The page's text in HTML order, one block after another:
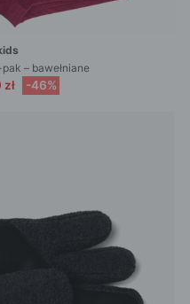
– bawełniane
-46%